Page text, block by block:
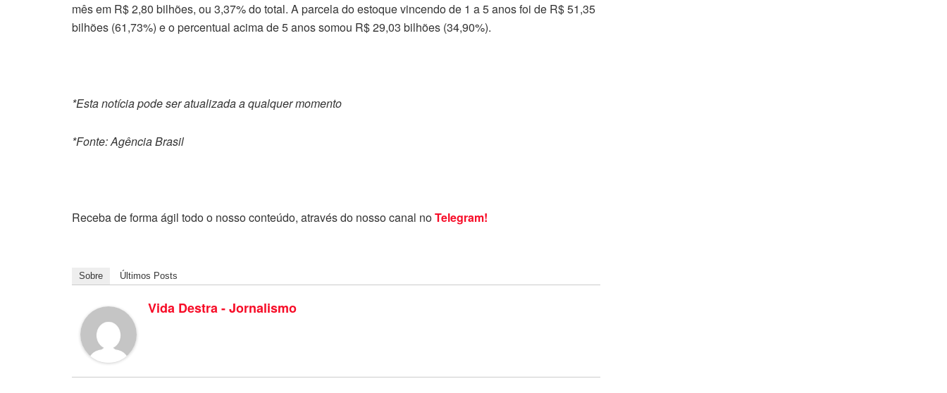
mês em R$ 2,80 bilhões, ou 3,37% do total. A parcela do estoque vincendo de 1 a 5 anos foi de R$ 51,35
bilhões (61,73%) e o percentual acima de 5 anos somou R$ 29,03 bilhões (34,90%).
*Esta notícia pode ser atualizada a qualquer momento
*Fonte: Agência Brasil
Receba de forma ágil todo o nosso conteúdo, através do nosso canal noTelegram!
Sobre Últimos Posts
Vida Destra - Jornalismo